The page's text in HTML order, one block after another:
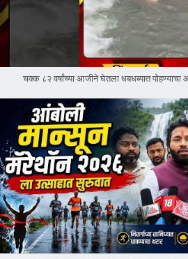
चक्क ८२ वर्षांच्या आजीने घेतला धबधब्यात